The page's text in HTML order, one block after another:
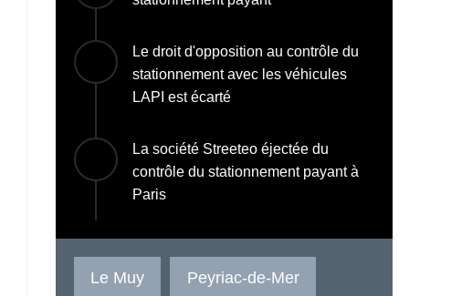
Le droit d'opposition au contrôle du
stationnement avec les véhicules
LAPI est écarté
La société Streeteo éjectée du
contrôle du stationnement payant à
Paris
Le Muy Peyriac-de-Mer